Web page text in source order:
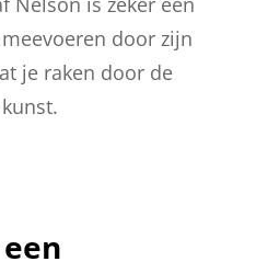
door zijn
je raken door de